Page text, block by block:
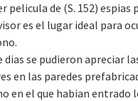
pelicula de (S. 152) espias
es el lugar ideal para
dias se pudieron apreciar
en las paredes
en el que habian entrado